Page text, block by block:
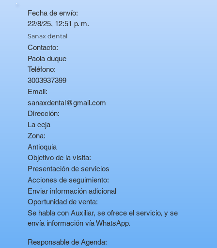
Fecha de envío:
22/8/25, 12:51 p. m.
Sanax dental
Contacto:
Paola duque
Teléfono:
3003937399
Email:
sanaxdental@gmail.com
Dirección:
La ceja
Zona:
Antioquia
Objetivo de la visita:
Presentación de servicios
Acciones de seguimiento:
Enviar información adicional
Oportunidad de venta:
Se habla con Auxiliar, se ofrece el servicio, y se
envía información vía WhatsApp.
Responsable de Agenda: